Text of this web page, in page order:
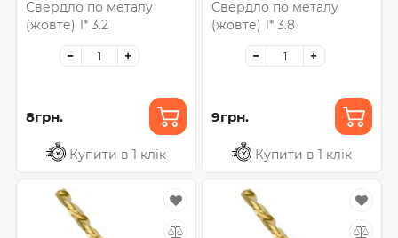
Свердло по металу
(жовте) 1* 3.2
8грн.
Купити в 1 клік
Свердло по металу
(жовте) 1* 3.8
9грн.
Купити в 1 клік